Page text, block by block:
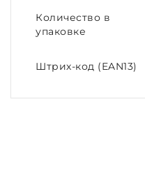
Количество в
упаковке
Штрих-код (EAN13)